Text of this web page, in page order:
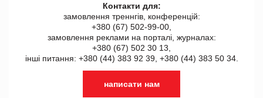
Контакти для:
замовлення треннгів, конференцій:
+380 (67) 502-99-00,
замовлення реклами на порталі, журналах:
+380 (67) 502 30 13,
інші питання: +380 (44) 383 92 39, +380 (44) 383 50 34.
написати нам